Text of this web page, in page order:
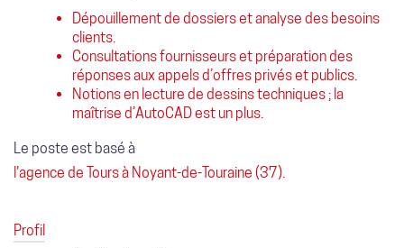
Dépouillement de dossiers et analyse des besoins
clients.
Consultations fournisseurs et préparation des
réponses aux appels d’offres privés et publics.
Notions en lecture de dessins techniques ; la
maîtrise d’AutoCAD est un plus.
Le poste est basé à
l'agence de Tours à Noyant-de-Touraine (37).
Profil